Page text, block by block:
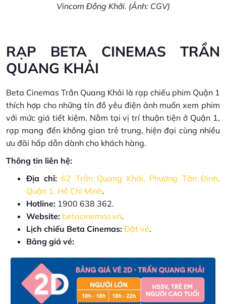
Vincom Đồng Khởi. (Ảnh: CGV)
RẠP BETA CINEMAS TRẦN
QUANG KHẢI
Beta Cinemas Trần Quang Khải là rạp chiếu phim Quận 1
thích hợp cho những tín đồ yêu điện ảnh muốn xem phim
với mức giá tiết kiệm. Nằm tại vị trí thuận tiện ở Quận 1,
rạp mang đến không gian trẻ trung, hiện đại cùng nhiều
ưu đãi hấp dẫn dành cho khách hàng.
Thông tin liên hệ:
Địa chỉ: 62 Trần Quang Khải, Phường Tân Định,
Quận 1, Hồ Chí Minh.
Hotline: 1900 638 362.
Website: betacinemas.vn.
Lịch chiếu Beta Cinemas: Đặt vé.
Bảng giá vé: